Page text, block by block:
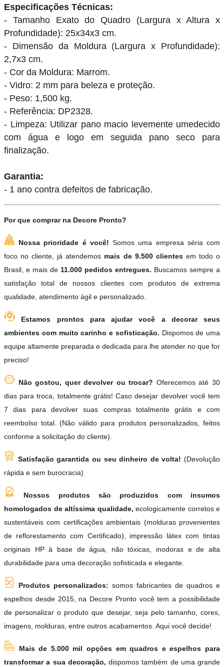
Especificações Técnicas:
- Tamanho Exato do Quadro (Largura x Altura x
Profundidade): 25x34x3 cm.
- Dimensão da Moldura (Largura x Profundidade):
2,7x3 cm.
- Cor da Moldura: Marrom.
- Vidro: 2 mm para beleza e proteção.
- Peso: 1,500 kg.
- Referência: DP2328.
- Limpeza: Utilizar pano macio levemente umedecido
com água e logo em seguida pano seco para
finalização.
Garantia:
- 1 ano contra defeitos de fabricação.
Por que comprar na Decore Pronto?
Nossa prioridade é você!Somos uma empresa séria com
foco no cliente, já atendemos mais de 9.500 clientesem todo o
Brasil, e mais de 11.000 pedidos entregues. Buscamos sempre a
satisfação total de nossos clientes com produtos de extrema
qualidade, atendimento ágil e personalizado.
Estamos prontos para ajudar você a decorar seus
ambientes com muito carinho e sofisticação. Dispomos de uma
equipe altamente preparada e dedicada para lhe atender no que for
preciso!
Não gostou, quer devolver ou trocar? Oferecemos até 30
dias para troca, totalmente grátis! Caso desejar devolver você tem
7 dias para devolver suas compras totalmente grátis e com
reembolso total. (Não válido para produtos personalizados, feitos
conforme a solicitação do cliente).
Satisfação garantida ou seu dinheiro de volta! (Devolução
rápida e sem burocracia)
Nossos produtos são produzidos com insumos
homologados de altíssima qualidade, ecologicamente corretos e
sustentáveis com certificações ambientais (molduras provenientes
de reflorestamento com Certificado), impressão látex com tintas
originais HP à base de água, não tóxicas, inodoras e de alta
durabilidade para uma decoração sofisticada e elegante.
Produtos personalizados: somos fabricantes de quadros e
espelhos desde 2015, na Decore Pronto você tem a possibilidade
de personalizar o produto que desejar, seja pelo tamanho, cores,
imagens, molduras, entre outros acabamentos. Aqui você decide!
Mais de 5.000 mil opções em quadros e espelhos para
transformar a sua decoração, dispomos também de uma grande